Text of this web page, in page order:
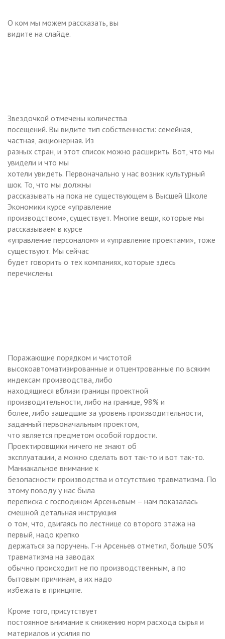
О ком мы можем рассказать, вы
видите на слайде.
Звездочкой отмечены количества
посещений. Вы видите тип собственности: семейная,
частная, акционерная. Из
разных стран, и этот список можно расширить. Вот, что мы
увидели и что мы
хотели увидеть. Первоначально у нас возник культурный
шок. То, что мы должны
рассказывать на пока не существующем в Высшей Школе
Экономики курсе «управление
производством», существует. Многие вещи, которые мы
рассказываем в курсе
«управление персоналом» и «управление проектами», тоже
существуют. Мы сейчас
будет говорить о тех компаниях, которые здесь
перечислены.
Поражающие порядком и чистотой
высокоавтоматизированные и отцентрованные по всяким
индексам производства, либо
находящиеся вблизи границы проектной
производительности, либо на границе, 98% и
более, либо зашедшие за уровень производительности,
заданный первоначальным проектом,
что является предметом особой гордости.
Проектировщики ничего не знают об
эксплуатации, а можно сделать вот так-то и вот так-то.
Маниакальное внимание к
безопасности производства и отсутствию травматизма. По
этому поводу у нас была
переписка с господином Арсеньевым – нам показалась
смешной детальная инструкция
о том, что, двигаясь по лестнице со второго этажа на
первый, надо крепко
держаться за поручень. Г-н Арсеньев отметил, больше 50%
травматизма на заводах
обычно происходит не по производственным, а по
бытовым причинам, а их надо
избежать в принципе.
Кроме того, присутствует
постоянное внимание к снижению норм расхода сырья и
материалов и усилия по